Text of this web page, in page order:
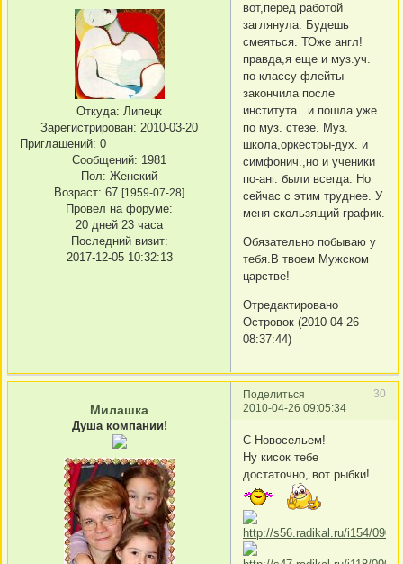
Откуда: Липецк
Зарегистрирован: 2010-03-20
Приглашений: 0
Сообщений: 1981
Пол: Женский
Возраст: 67 [1959-07-28]
Провел на форуме:
20 дней 23 часа
Последний визит:
2017-12-05 10:32:13
вот,перед работой
заглянула. Будешь
смеяться. ТОже англ!
правда,я еще и муз.уч.
по классу флейты
закончила после
института.. и пошла уже
по муз. стезе. Муз.
школа,оркестры-дух. и
симфонич.,но и ученики
по-анг. были всегда. Но
сейчас с этим труднее. У
меня скользящий график.
Обязательно побываю у
тебя.В твоем Мужском
царстве!
Отредактировано
Островок (2010-04-26
08:37:44)
Поделиться
30
2010-04-26 09:05:34
Милашка
Душа компании!
С Новосельем!
Ну кисок тебе
достаточно, вот рыбки!